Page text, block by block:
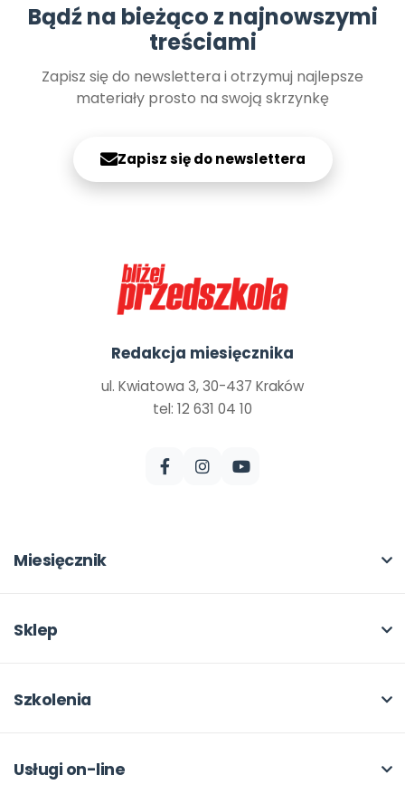
Bądź na bieżąco z najnowszymi
treściami
Zapisz się do newslettera i otrzymuj najlepsze
materiały prosto na swoją skrzynkę
Zapisz się do newslettera
Redakcja miesięcznika
ul. Kwiatowa 3, 30-437 Kraków
tel: 12 631 04 10
Miesięcznik
W numerze
Pomoce dydaktyczne
Dla autorów
Sklep
Moje zakupy
Odbiory i kontakt
Szkolenia
Online
Usługi on-line